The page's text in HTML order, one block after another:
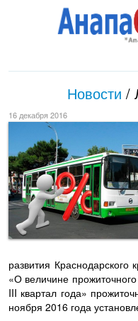
Новости /
16 декабря 2016
развития
«О величине
III квартал года»
ноября 2016 года